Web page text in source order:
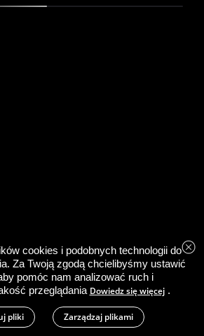
cookies i podobnych technologii do
Za Twoją zgodą chcielibyśmy ustawić
pomóc nam analizować ruch i
przeglądania Dowiedz się więcej.
pliki Zarządzaj plikami